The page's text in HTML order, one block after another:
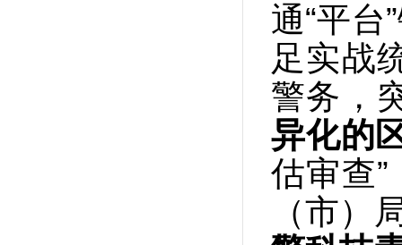
通“平台
足实战
警务，
异化的
估审查
（市）